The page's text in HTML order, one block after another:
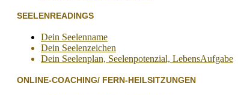
SEELENREADINGS
Dein Seelenname
Dein Seelenzeichen
Dein Seelenplan, Seelenpotenzial, LebensAufgabe
ONLINE-COACHING/ FERN-HEILSITZUNGEN